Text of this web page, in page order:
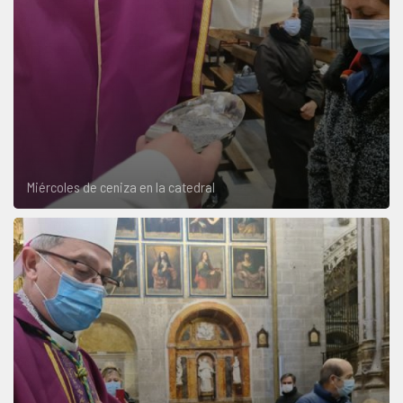
Miércoles de ceniza en la catedral